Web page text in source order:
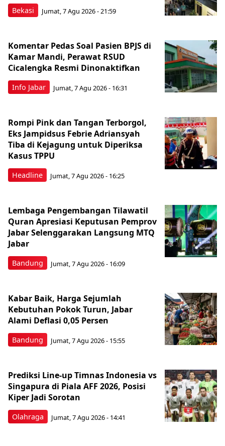
Bekasi Jumat, 7 Agu 2026 - 21:59
Info Jabar
Komentar Pedas Soal Pasien BPJS di
Kamar Mandi, Perawat RSUD
Cicalengka Resmi Dinonaktifkan
Jumat, 7 Agu 2026 - 16:31
Headline
Rompi Pink dan Tangan Terborgol,
Eks Jampidsus Febrie Adriansyah
Tiba di Kejagung untuk Diperiksa
Kasus TPPU
Jumat, 7 Agu 2026 - 16:25
Bandung
Lembaga Pengembangan Tilawatil
Quran Apresiasi Keputusan Pemprov
Jabar Selenggarakan Langsung MTQ
Jabar
Jumat, 7 Agu 2026 - 16:09
Bandung
Kabar Baik, Harga Sejumlah
Kebutuhan Pokok Turun, Jabar
Alami Deflasi 0,05 Persen
Jumat, 7 Agu 2026 - 15:55
Olahraga
Prediksi Line-up Timnas Indonesia vs
Singapura di Piala AFF 2026, Posisi
Kiper Jadi Sorotan
Jumat, 7 Agu 2026 - 14:41